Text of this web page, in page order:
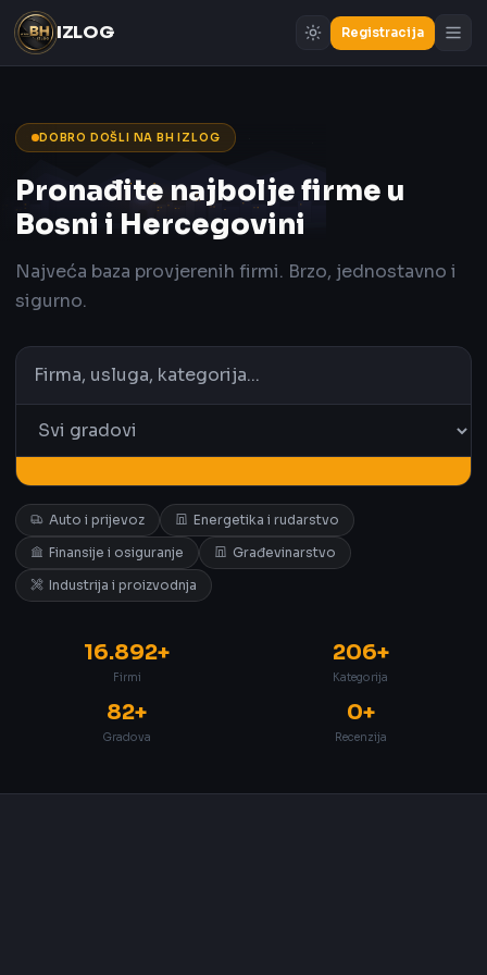
IZLOG Registracija
DOBRO DOŠLI NA BH IZLOG
Pronađite najbolje firme u
Bosni i Hercegovini
Najveća baza provjerenih firmi. Brzo, jednostavno i
sigurno.
Auto i prijevoz
Energetika i rudarstvo
Finansije i osiguranje
Građevinarstvo
Industrija i proizvodnja
16.892+
Firmi
206+
Kategorija
82+
Gradova
0+
Recenzija